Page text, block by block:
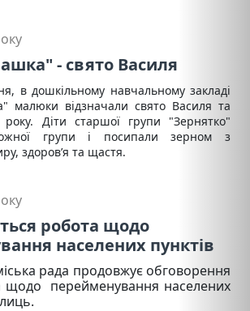
- свято Василя
в дошкільному навчальному закладі
відзначали свято Василя та
року. Діти старшої групи "Зернятко"
групи і посипали зерном з
здоров’я та щастя.
робота щодо
населених пунктів
рада продовжує обговорення
перейменування населених